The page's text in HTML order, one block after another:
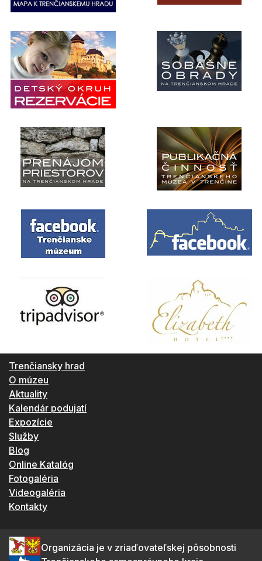
Trenčiansky hrad
O múzeu
Aktuality
Kalendár podujatí
Expozície
Služby
Blog
Online Katalóg
Fotogaléria
Videogaléria
Kontakty
Organizácia je v zriaďovateľskej pôsobnosti